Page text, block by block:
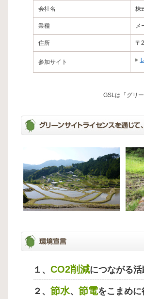
会社名 株
業種 メ
住所 〒
参加サイト
GSLは「グリ
１、 CO2削減につながる
２、 節水、 節電をこまめに